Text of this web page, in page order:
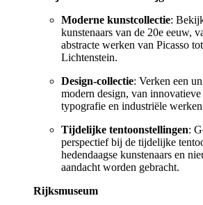
Moderne kunstcollectie:
kunstenaars van de 20e eeuw,
abstracte werken van Picasso
Lichtenstein.
Design-collectie: Verken een
modern design, van
typografie en industriële
Tijdelijke tentoonstellingen:
perspectief bij de tijdelijke
hedendaagse kunstenaars en
aandacht worden gebracht.
Rijksmuseum